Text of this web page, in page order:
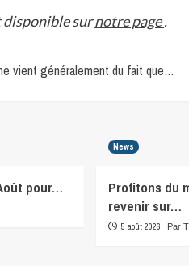
disponible surnotre page.
vient généralement du fait que…
pour…
News
Profitons du
revenir sur…
5 août 2026 Par